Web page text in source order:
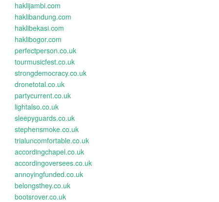
haklijambi.com
haklibandung.com
haklibekasi.com
haklibogor.com
perfectperson.co.uk
tourmusicfest.co.uk
strongdemocracy.co.uk
dronetotal.co.uk
partycurrent.co.uk
lightalso.co.uk
sleepyguards.co.uk
stephensmoke.co.uk
trialuncomfortable.co.uk
accordingchapel.co.uk
accordingoversees.co.uk
annoyingfunded.co.uk
belongsthey.co.uk
bootsrover.co.uk